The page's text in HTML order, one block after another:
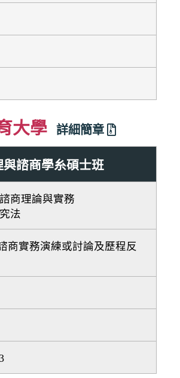
大學 詳細簡章
與諮商學糸碩士班
商理論與實務
法
商實務演練或討論及歷程反